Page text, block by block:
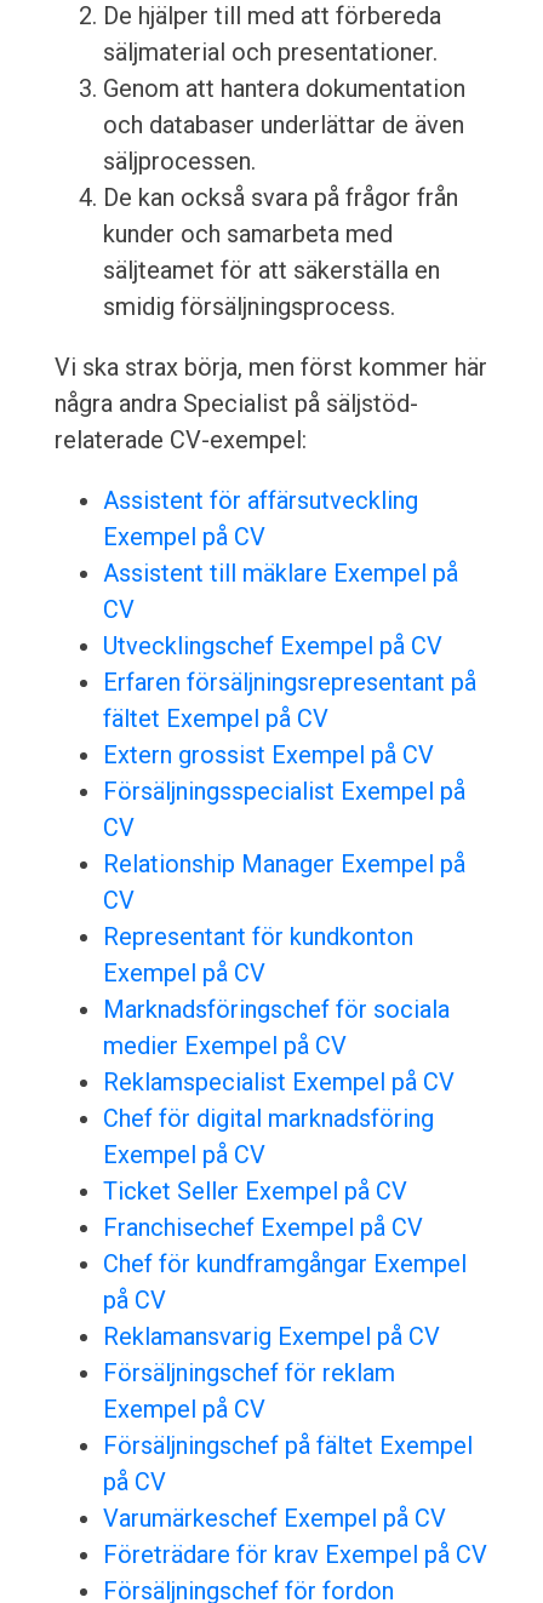
De hjälper till med att förbereda
säljmaterial och presentationer.
Genom att hantera dokumentation
och databaser underlättar de även
säljprocessen.
De kan också svara på frågor från
kunder och samarbeta med
säljteamet för att säkerställa en
smidig försäljningsprocess.
Vi ska strax börja, men först kommer här
några andra Specialist på säljstöd-
relaterade CV-exempel:
Assistent för affärsutveckling
Exempel på CV
Assistent till mäklare Exempel på
CV
Utvecklingschef Exempel på CV
Erfaren försäljningsrepresentant på
fältet Exempel på CV
Extern grossist Exempel på CV
Försäljningsspecialist Exempel på
CV
Relationship Manager Exempel på
CV
Representant för kundkonton
Exempel på CV
Marknadsföringschef för sociala
medier Exempel på CV
Reklamspecialist Exempel på CV
Chef för digital marknadsföring
Exempel på CV
Ticket Seller Exempel på CV
Franchisechef Exempel på CV
Chef för kundframgångar Exempel
på CV
Reklamansvarig Exempel på CV
Försäljningschef för reklam
Exempel på CV
Försäljningschef på fältet Exempel
på CV
Varumärkeschef Exempel på CV
Företrädare för krav Exempel på CV
Försäljningschef för fordon